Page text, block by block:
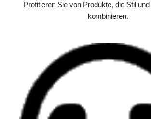
Profitieren Sie von Produkte, die Stil
kombinieren.